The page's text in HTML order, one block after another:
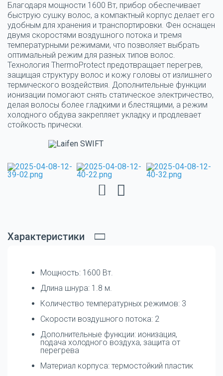
Благодаря мощности 1600 Вт, прибор обеспечивает
быструю сушку волос, а компактный корпус делает его
удобным для хранения и транспортировки. Фен оснащен
двумя скоростями воздушного потока и тремя
температурными режимами, что позволяет выбрать
оптимальный режим для разных типов волос.
Технология ThermoProtect предотвращает перегрев,
защищая структуру волос и кожу головы от излишнего
термического воздействия. Дополнительные функции
ионизации помогают снять статическое электричество,
делая волосы более гладкими и блестящими, а режим
холодного обдува закрепляет укладку и продлевает
стойкость прически.
Характеристики
Мощность: 1600 Вт.
Длина шнура: 1.8 м.
Количество температурных режимов: 3
Скорости воздушного потока: 2
Дополнительные функции: ионизация,
подача холодного воздуха, защита от
перегрева
Материал корпуса: термостойкий пластик